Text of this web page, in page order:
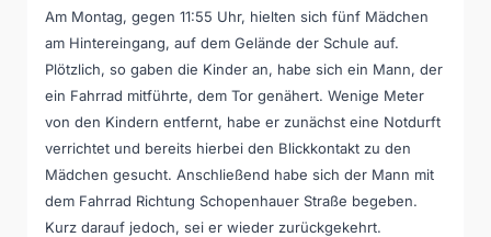
Am Montag, gegen 11:55 Uhr, hielten sich fünf Mädchen
am Hintereingang, auf dem Gelände der Schule auf.
Plötzlich, so gaben die Kinder an, habe sich ein Mann, der
ein Fahrrad mitführte, dem Tor genähert. Wenige Meter
von den Kindern entfernt, habe er zunächst eine Notdurft
verrichtet und bereits hierbei den Blickkontakt zu den
Mädchen gesucht. Anschließend habe sich der Mann mit
dem Fahrrad Richtung Schopenhauer Straße begeben.
Kurz darauf jedoch, sei er wieder zurückgekehrt.